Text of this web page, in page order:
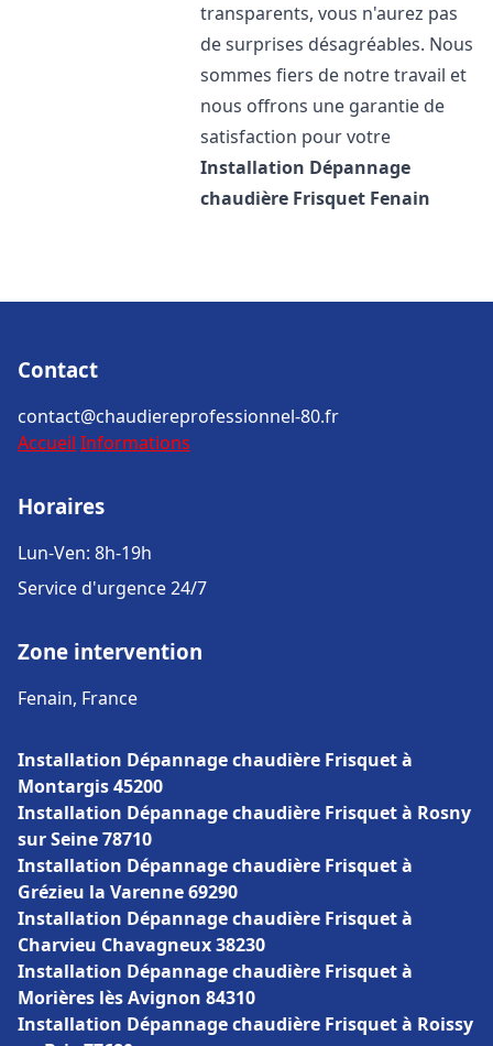
transparents, vous n'aurez pas
de surprises désagréables. Nous
sommes fiers de notre travail et
nous offrons une garantie de
satisfaction pour votre
Installation Dépannage
chaudière Frisquet Fenain
Contact
contact@chaudiereprofessionnel-80.fr
Accueil Informations
Horaires
Lun-Ven: 8h-19h
Service d'urgence 24/7
Zone intervention
Fenain, France
Installation Dépannage chaudière Frisquet à
Montargis 45200
Installation Dépannage chaudière Frisquet à Rosny
sur Seine 78710
Installation Dépannage chaudière Frisquet à
Grézieu la Varenne 69290
Installation Dépannage chaudière Frisquet à
Charvieu Chavagneux 38230
Installation Dépannage chaudière Frisquet à
Morières lès Avignon 84310
Installation Dépannage chaudière Frisquet à Roissy